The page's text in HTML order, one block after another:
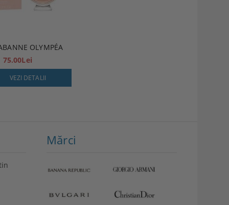
OLYMPÉA
75.00Lei
VEZI DETALII
Philips
VEZI
Mărci